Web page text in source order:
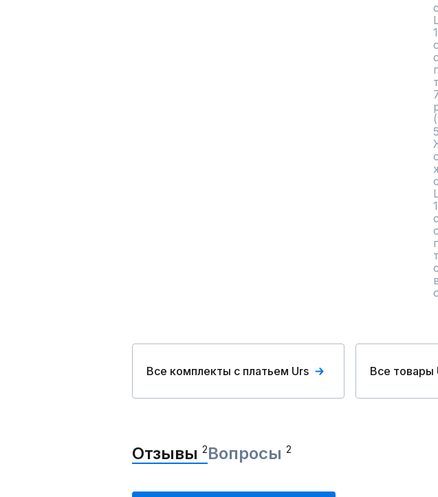
Все комплекты с платьем Urs Все товары
Отзывы 2Вопросы 2